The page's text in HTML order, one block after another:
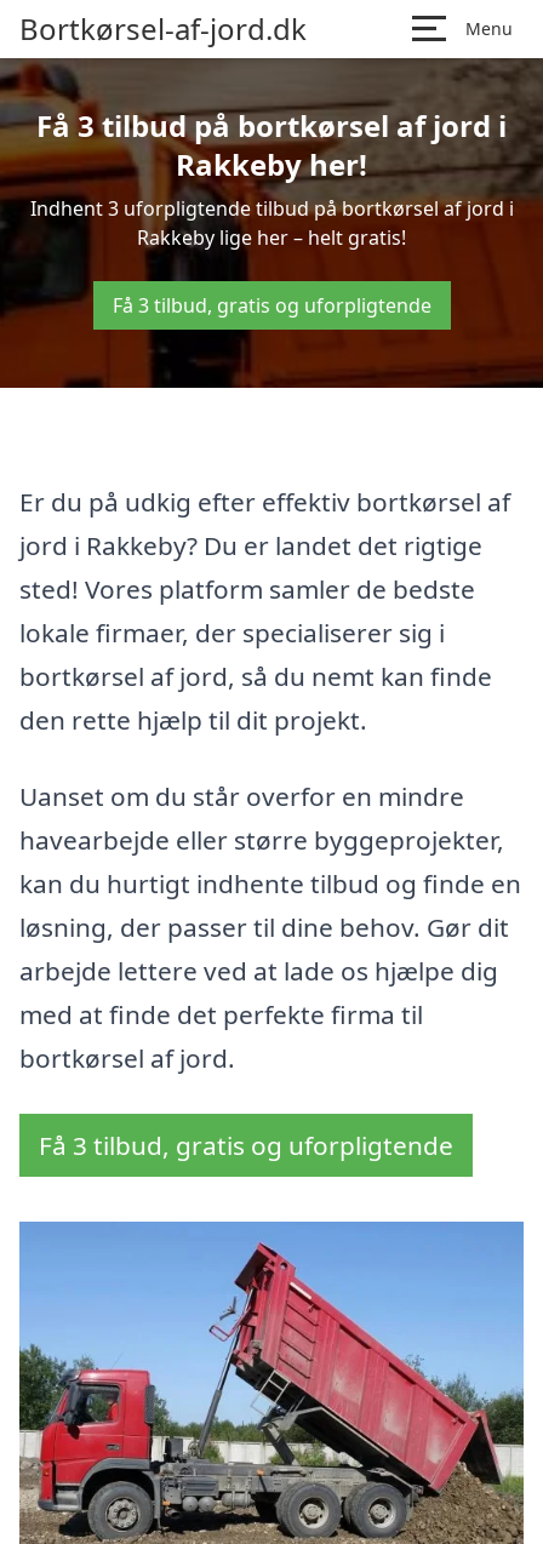
Bortkørsel-af-jord.dk Menu
Få 3 tilbud på bortkørsel af jord i
Rakkeby her!
Indhent 3 uforpligtende tilbud på bortkørsel af jord i
Rakkeby lige her – helt gratis!
Få 3 tilbud, gratis og uforpligtende
Er du på udkig efter effektiv bortkørsel af
jord i Rakkeby? Du er landet det rigtige
sted! Vores platform samler de bedste
lokale firmaer, der specialiserer sig i
bortkørsel af jord, så du nemt kan finde
den rette hjælp til dit projekt.
Uanset om du står overfor en mindre
havearbejde eller større byggeprojekter,
kan du hurtigt indhente tilbud og finde en
løsning, der passer til dine behov. Gør dit
arbejde lettere ved at lade os hjælpe dig
med at finde det perfekte firma til
bortkørsel af jord.
Få 3 tilbud, gratis og uforpligtende